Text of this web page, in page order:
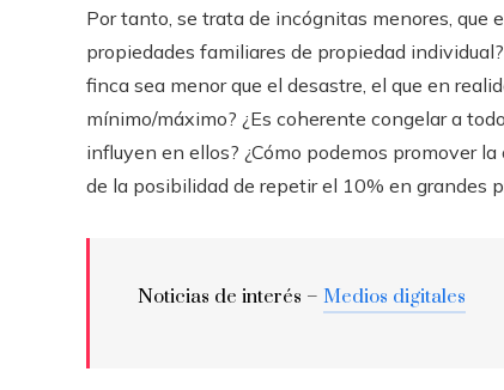
Por tanto, se trata de incógnitas menores, que
propiedades familiares de propiedad
finca sea menor que el desastre, el que en
mínimo/máximo? ¿Es coherente congelar a
influyen en ellos? ¿Cómo podemos promover
de la posibilidad de repetir el 10% en grandes
Noticias de interés – Medios digitales